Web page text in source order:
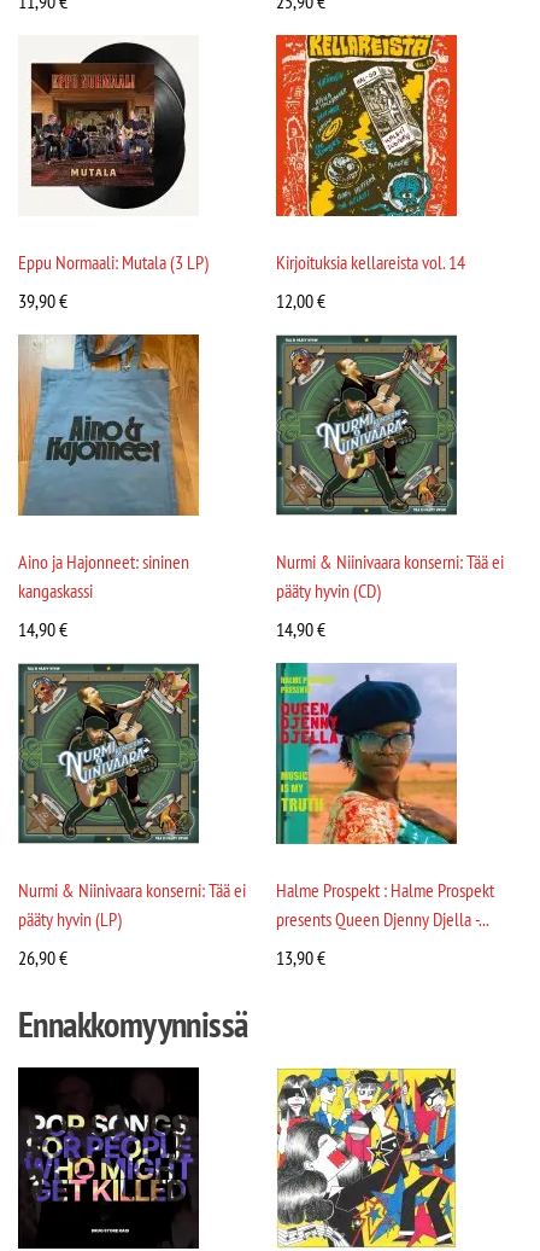
Eppu Normaali: Mutala (3 LP)
39,90€
Kirjoituksia kellareista vol. 14
12,00€
Aino ja Hajonneet: sininen
kangaskassi
14,90€
Nurmi & Niinivaara konserni: Tää ei
pääty hyvin (CD)
14,90€
Nurmi & Niinivaara konserni: Tää ei
pääty hyvin (LP)
26,90€
Halme Prospekt : Halme Prospekt
presents Queen Djenny Djella -...
13,90€
Ennakkomyynnissä